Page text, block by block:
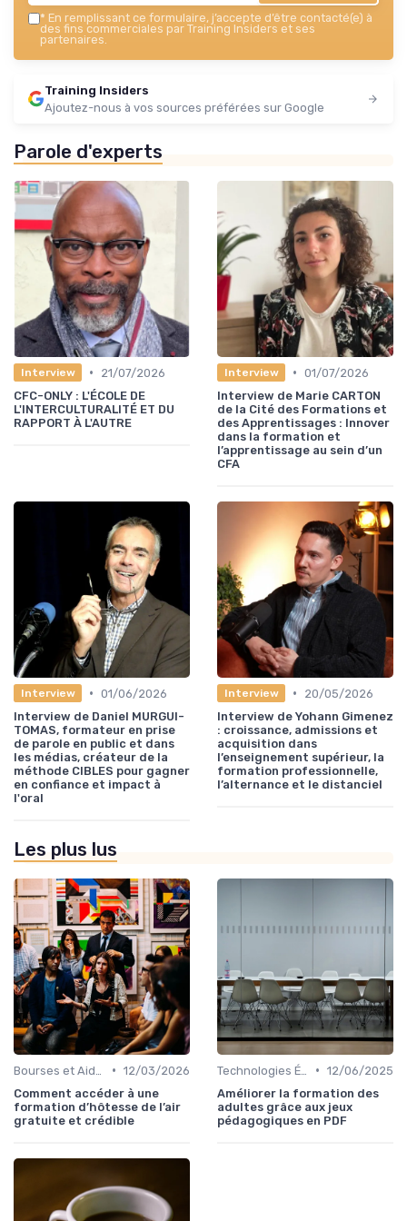
* En remplissant ce formulaire, j’accepte d’être contacté(e) à
des fins commerciales par Training Insiders et ses
partenaires.
Training Insiders
Ajoutez-nous à vos sources préférées sur Google
Parole d'experts
Interview •
21/07/2026
CFC-ONLY : L'ÉCOLE DE
L'INTERCULTURALITÉ ET DU
RAPPORT À L'AUTRE
Interview • 01/07/2026
Interview de Marie CARTON
de la Cité des Formations et
des Apprentissages : Innover
dans la formation et
l’apprentissage au sein d’un
CFA
Interview • 01/06/2026
Interview de Daniel MURGUI-
TOMAS, formateur en prise
de parole en public et dans
les médias, créateur de la
méthode CIBLES pour gagner
en confiance et impact à
l'oral
Interview •
20/05/2026
Interview de Yohann Gimenez
: croissance, admissions et
acquisition dans
l’enseignement supérieur, la
formation professionnelle,
l’alternance et le distanciel
Les plus lus
• 12/03/2026
Comment accéder à une
formation d’hôtesse de l’air
gratuite et crédible
• 12/06/2025
Améliorer la formation des
adultes grâce aux jeux
pédagogiques en PDF